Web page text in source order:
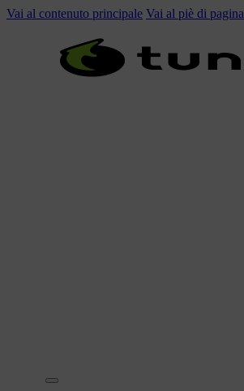
Vai al contenuto principale Vai al piè di pagina